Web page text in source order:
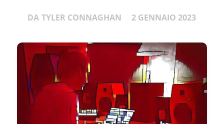
DA TYLER CONNAGHAN 2 GENNAIO 2023